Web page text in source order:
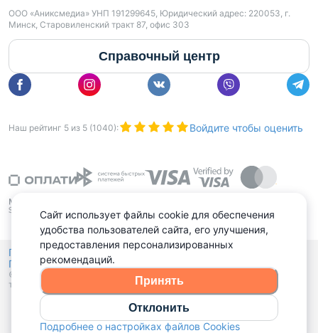
ООО «Аниксмедиа» УНП 191299645, Юридический адрес: 220053, г.
Минск, Старовиленский тракт 87, офис 303
Справочный центр
Наш рейтинг 5 из 5 (1040): Войдите чтобы оценить
Политика конфиденциальности,
Политика обработки файлов куки
© 2015 - 2026, Domovita.by. Копирование материалов допускается
только при наличии активной ссылки.
Сайт использует файлы cookie для обеспечения
удобства пользователей сайта, его улучшения,
предоставления персонализированных
рекомендаций.
Принять
Отклонить
Подробнее о настройках файлов Cookies